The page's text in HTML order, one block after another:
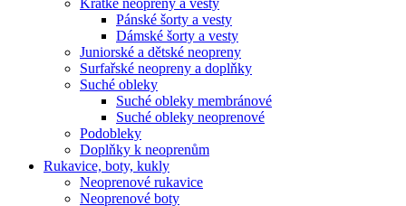
Pánské šorty a vesty
Dámské šorty a vesty
Juniorské a dětské neopreny
Surfařské neopreny a doplňky
Suché obleky
Suché obleky membránové
Suché obleky neoprenové
Podobleky
Doplňky k neoprenům
Rukavice, boty, kukly
Neoprenové rukavice
Neoprenové boty